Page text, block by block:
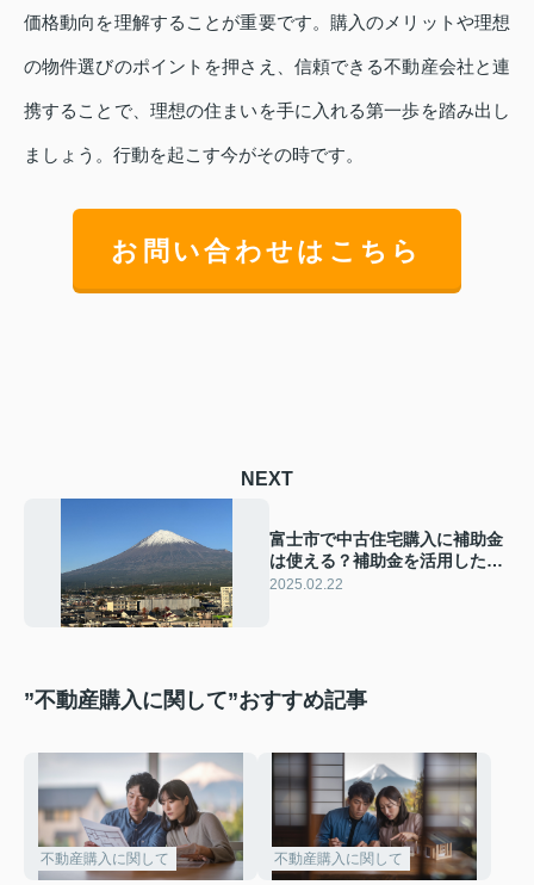
価格動向を理解することが重要です。購入のメリットや理想
の物件選びのポイントを押さえ、信頼できる不動産会社と連
携することで、理想の住まいを手に入れる第一歩を踏み出し
ましょう。行動を起こす今がその時です。
お問い合わせはこちら
NEXT
富士市で中古住宅購入に補助金
は使える？補助金を活用した購
入方法をご紹介
2025.02.22
”不動産購入に関して”おすすめ記事
不動産購入に関して 不動産購入に関して